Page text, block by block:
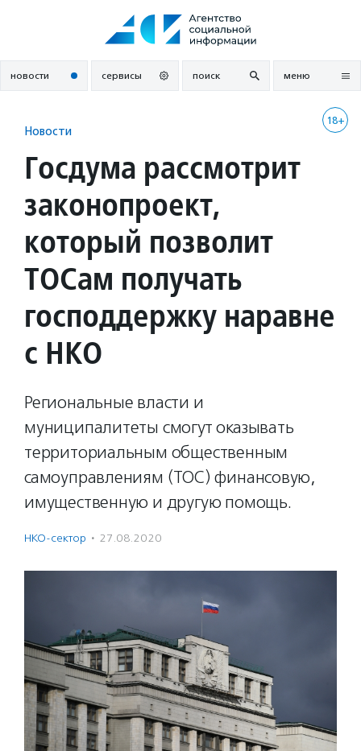
новости сервисы поиск меню
18+
Новости
Госдума рассмотрит
законопроект,
который позволит
ТОСам получать
господдержку наравне
с НКО
Региональные власти и
муниципалитеты смогут оказывать
территориальным общественным
самоуправлениям (ТОС) финансовую,
имущественную и другую помощь.
НКО-сектор · 27.08.2020